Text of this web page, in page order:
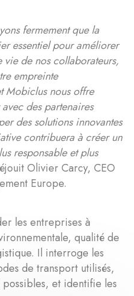
fermement que la
essentiel pour améliorer
vie de nos collaborateurs,
empreinte
Mobiclus nous offre
des partenaires
des solutions innovantes
contribuera à créer un
responsable et plus
Olivier Carcy, CEO
Europe.
les entreprises à
qualité de
Il interroge les
de transport utilisés,
et identifie les